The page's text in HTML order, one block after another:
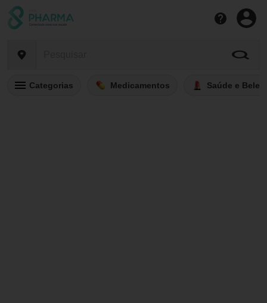
Categorias Medicamentos Saúde e